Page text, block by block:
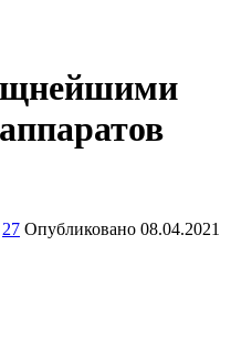
27 Опубликовано 08.04.2021